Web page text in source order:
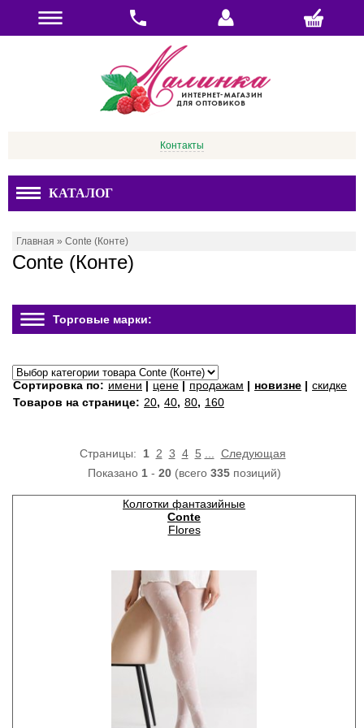
Контакты
КАТАЛОГ
Главная » Conte (Конте)
Conte (Конте)
Торговые марки:
Сортировка по: имени | цене | продажам | новизне | скидке
Товаров на странице: 20, 40, 80, 160
Страницы: 1 2 3 4 5
Следующая
Показано 1- 20(всего 335позиций)
Колготки фантазийные
Conte
Flores